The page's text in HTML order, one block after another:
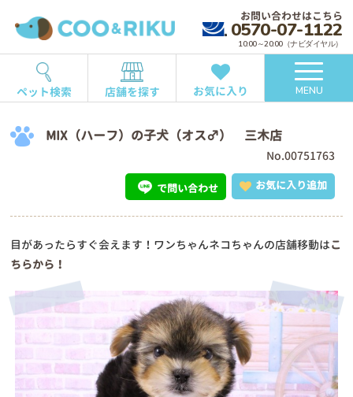
お問い合わせはこちら
0570-07-1122
10:00～20:00（ナビダイヤル）
ペット検索 店舗を探す お気に入り MENU
MIX（ハーフ）の子犬（オス♂） 三木店
No.00751763
お気に入り追加
で問い合わせ
目があったらすぐ会えます！ワンちゃんネコちゃんの店舗移動はこ
ちらから！